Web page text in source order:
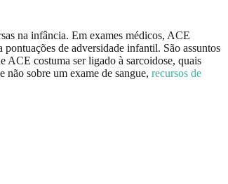
na infância. Em exames médicos, ACE
de adversidade infantil. São assuntos
ACE costuma ser ligado à sarcoidose, quais
sobre um exame de sangue, recursos de